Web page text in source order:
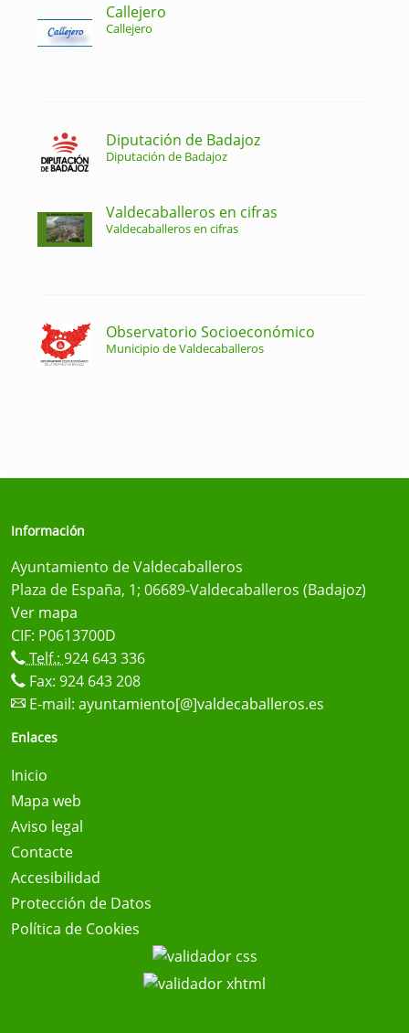
Callejero
Callejero
Diputación de Badajoz
Diputación de Badajoz
Valdecaballeros en cifras
Valdecaballeros en cifras
Observatorio Socioeconómico
Municipio de Valdecaballeros
Información
Ayuntamiento de Valdecaballeros
Plaza de España, 1; 06689-Valdecaballeros (Badajoz)
Ver mapa
CIF: P0613700D
Telf.: 924 643 336
Fax: 924 643 208
E-mail: ayuntamiento[@]valdecaballeros.es
Enlaces
Inicio
Mapa web
Aviso legal
Contacte
Accesibilidad
Protección de Datos
Política de Cookies